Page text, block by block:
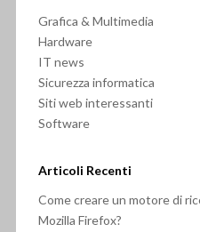
Grafica & Multimedia
Hardware
IT news
Sicurezza informatica
Siti web interessanti
Software
Articoli Recenti
Come creare un motore di
Mozilla Firefox?